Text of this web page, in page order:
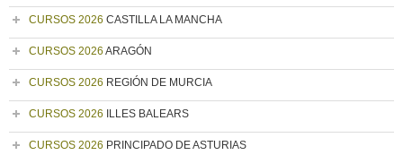
CURSOS 2026 CASTILLA LA MANCHA
CURSOS 2026 ARAGÓN
CURSOS 2026 REGIÓN DE MURCIA
CURSOS 2026 ILLES BALEARS
CURSOS 2026 PRINCIPADO DE ASTURIAS